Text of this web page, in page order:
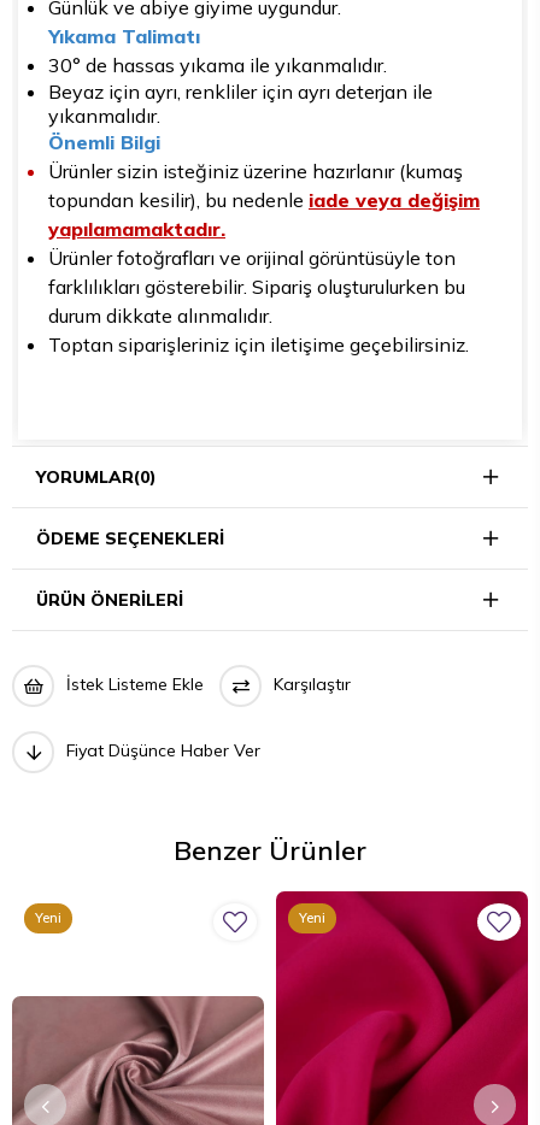
Günlük ve abiye giyime uygundur.
Yıkama Talimatı
30° de hassas yıkama ile yıkanmalıdır.
Beyaz için ayrı, renkliler için ayrı deterjan ile
yıkanmalıdır.
Önemli Bilgi
Ürünler sizin isteğiniz üzerine hazırlanır (kumaş
topundan kesilir), bu nedenle iade veya değişim
yapılamamaktadır.
Ürünler fotoğrafları ve orijinal görüntüsüyle ton
farklılıkları gösterebilir. Sipariş oluşturulurken bu
durum dikkate alınmalıdır.
Toptan siparişleriniz için iletişime geçebilirsiniz.
YORUMLAR(0)
ÖDEME SEÇENEKLERI
ÜRÜN ÖNERILERI
İstek Listeme Ekle Karşılaştır
Fiyat Düşünce Haber Ver
Benzer Ürünler
Yeni
Yeni